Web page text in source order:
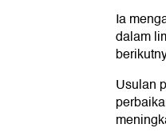
Ia
dalam
Usulan